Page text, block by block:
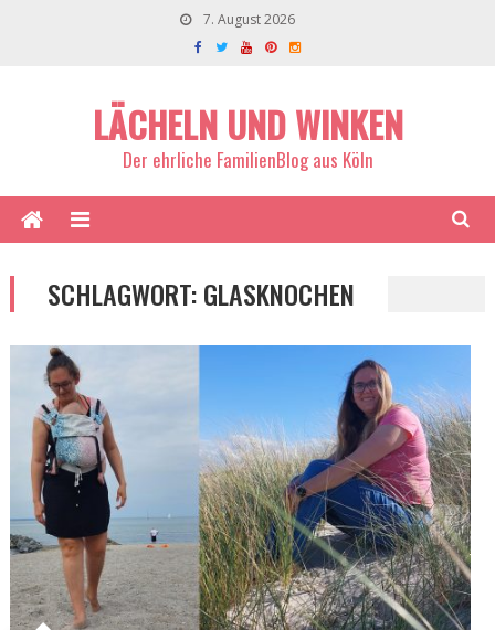
7. August 2026
LÄCHELN UND WINKEN
Der ehrliche FamilienBlog aus Köln
SCHLAGWORT:GLASKNOCHEN